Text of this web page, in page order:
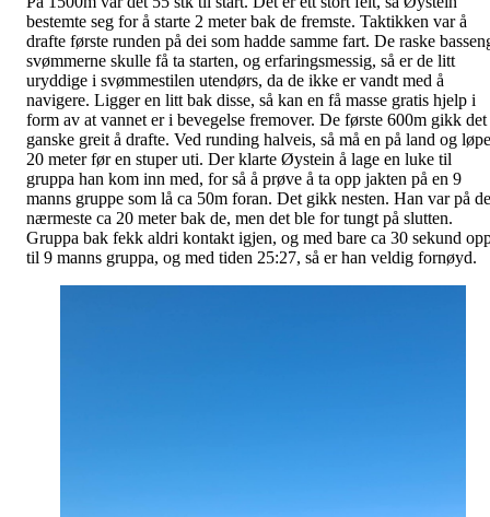
bestemte seg for å starte 2 meter bak de fremste. Taktikken var å
drafte første runden på dei som hadde samme fart. De raske
svømmerne skulle få ta starten, og erfaringsmessig, så er de litt
uryddige i svømmestilen utendørs, da de ikke er vandt med å
navigere. Ligger en litt bak disse, så kan en få masse gratis hjelp i
form av at vannet er i bevegelse fremover. De første 600m gikk det
ganske greit å drafte. Ved runding halveis, så må en på land og løpe
20 meter før en stuper uti. Der klarte Øystein å lage en luke til
gruppa han kom inn med, for så å prøve å ta opp jakten på en 9
manns gruppe som lå ca 50m foran. Det gikk nesten. Han var på
nærmeste ca 20 meter bak de, men det ble for tungt på slutten.
Gruppa bak fekk aldri kontakt igjen, og med bare ca 30 sekund
til 9 manns gruppa, og med tiden 25:27, så er han veldig fornøyd.